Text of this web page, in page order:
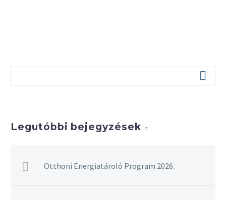
Legutóbbi bejegyzések
Otthoni Energiatároló Program 2026.